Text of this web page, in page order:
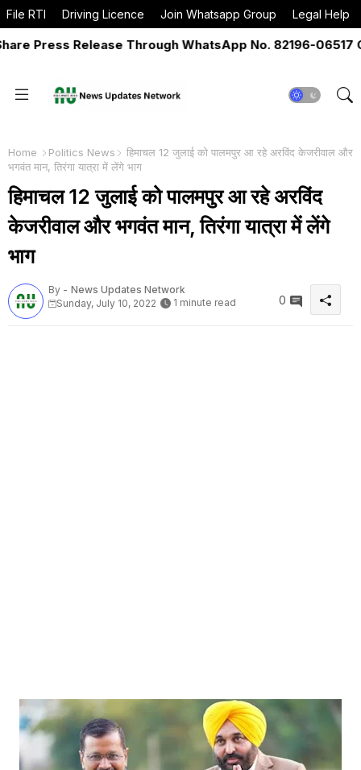
File RTI Driving Licence Join Whatsapp Group Legal Help
Release Through WhatsApp No. 82196-06517 Or
Home Politics News
हिमाचल 12 जुलाई को पालमपुर आ रहे अरविंद केजरीवाल और
भगवंत मान, तिरंगा यात्रा में लेंगे भाग
हिमाचल 12 जुलाई को पालमपुर आ रहे अरविंद
केजरीवाल और भगवंत मान, तिरंगा यात्रा में लेंगे
भाग
By - News Updates Network
Sunday, July 10, 2022
1 minute read 0